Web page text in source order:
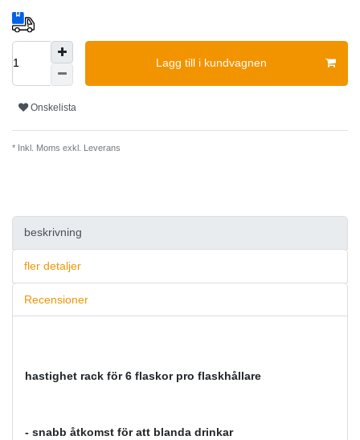
Lagg till i kundvagnen
Onskelista
* Inkl. Moms exkl. Leverans
beskrivning
fler detaljer
Recensioner
hastighet rack för 6 flaskor pro flaskhållare
- snabb åtkomst för att blanda drinkar